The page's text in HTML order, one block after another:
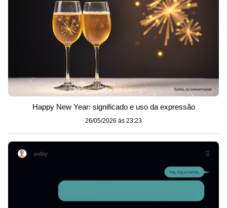
Happy New Year: significado e uso da expressão
26/05/2026 às 23:23